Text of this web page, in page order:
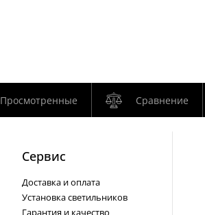
Просмотренные Сравнение
Cервис
Доставка и оплата
Установка светильников
Гарантия и качество